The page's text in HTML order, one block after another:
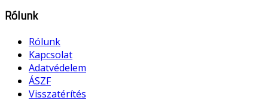
Rólunk
Rólunk
Kapcsolat
Adatvédelem
ÁSZF
Visszatérítés